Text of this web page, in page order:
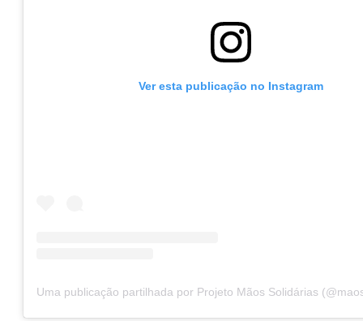
Ver esta publicação no Instagram
Uma publicação partilhada por Projeto Mãos Solidárias